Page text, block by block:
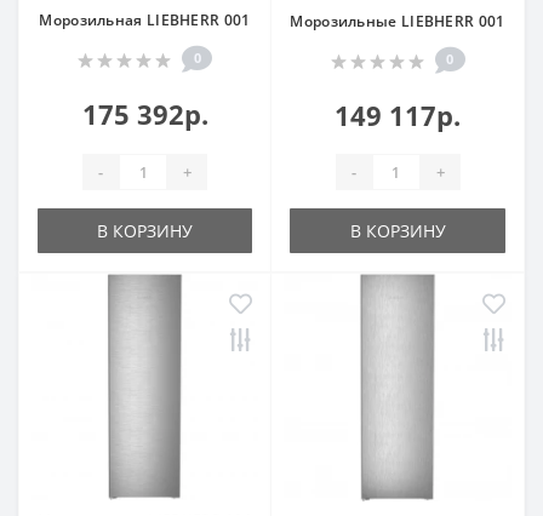
Морозильная LIEBHERR 001
0
175 392р.
- +
В КОРЗИНУ
Морозильные LIEBHERR 001
0
149 117р.
- +
В КОРЗИНУ